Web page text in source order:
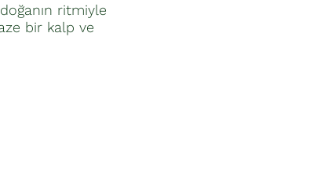
ritmiyle
bir kalp ve